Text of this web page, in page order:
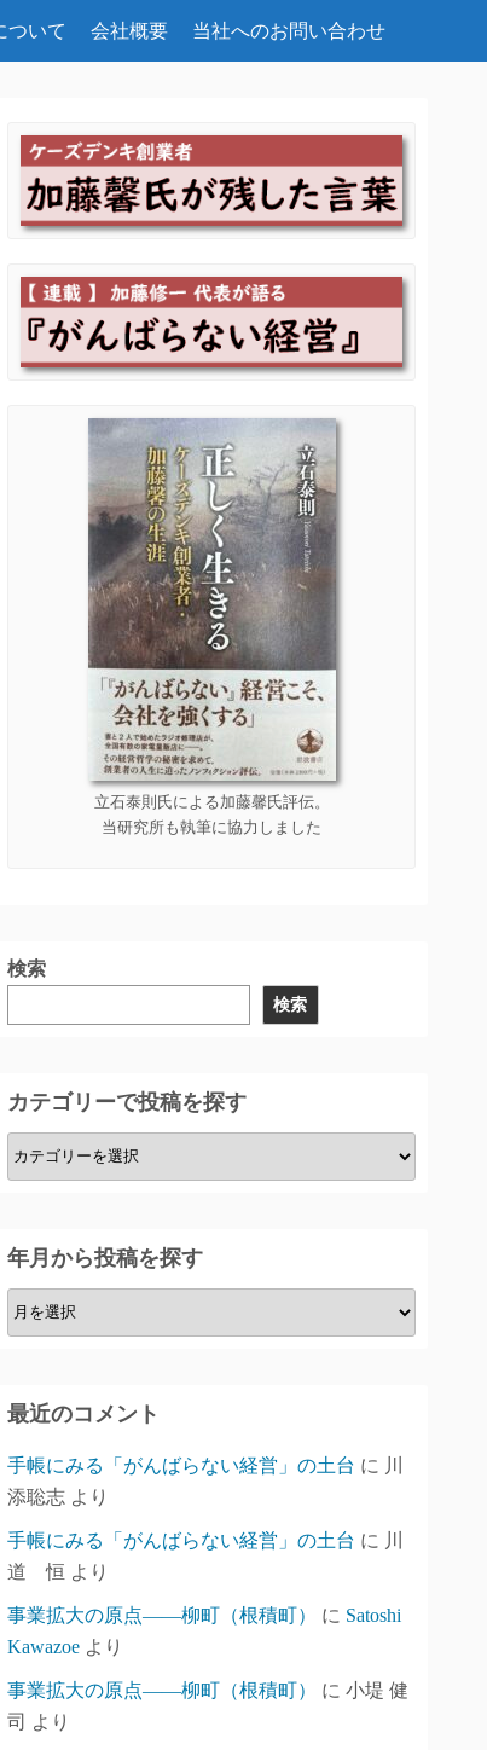
ついて 会社概要 当社へのお問い合わせ
立石泰則氏による加藤馨氏評伝。
当研究所も執筆に協力しました
検索
検索
カテゴリーで投稿を探す
カ
テ
ー
で
投
探
す
年月から投稿を探す
年
月
投
稿
を
す
最近のコメント
手帳にみる「がんばらない経営」の土台 に 川
添聡志 より
手帳にみる「がんばらない経営」の土台 に 川
道 恒 より
事業拡大の原点――柳町（根積町） に Satoshi
Kawazoe より
事業拡大の原点――柳町（根積町） に 小堤 健
司 より